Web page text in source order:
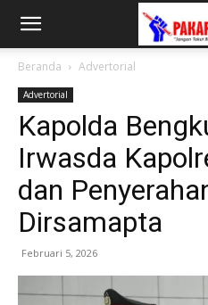
Beranda Advertorial
Advertorial
Kapolda
Irwasda
dan
Dirsamapta
Februari 5, 2026